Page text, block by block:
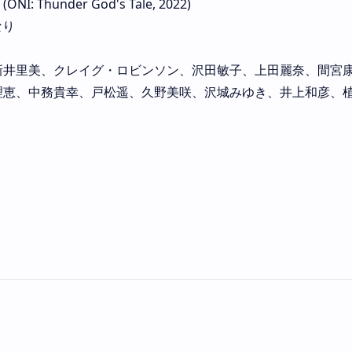
Thunder God's Tale, 2022)
里美、クレイグ・ロビンソン、沢田敏子、上田麗奈、間宮
、中務貴幸、戸松遥、久野美咲、沢城みゆき、井上和彦、